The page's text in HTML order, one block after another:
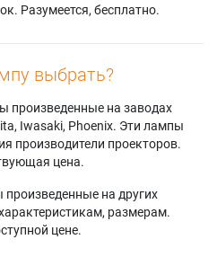
Разумеется, бесплатно.
выбрать?
произведенные на заводах
Iwasaki, Phoenix. Эти лампы
производители проекторов.
цена.
на других
размерам.
цене.